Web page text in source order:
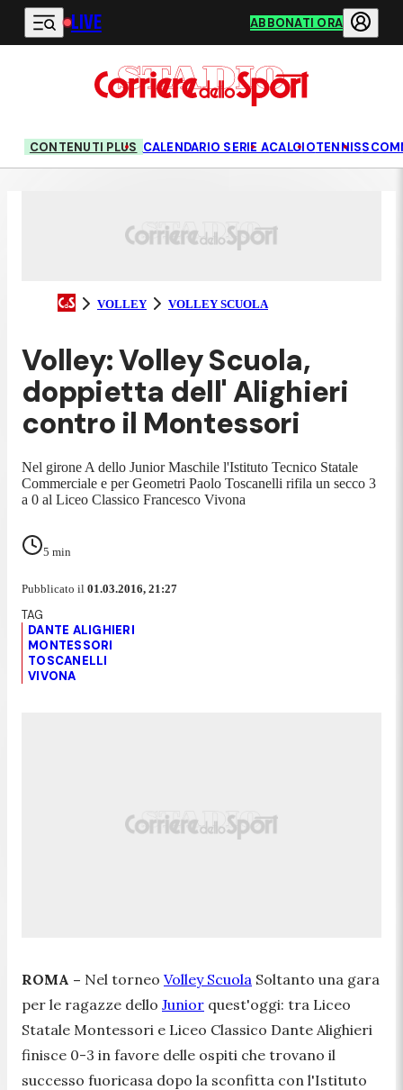
Vai al contenuto principale
LIVE ABBONATI ORA
CONTENUTI PLUS CALENDARIO SERIE ACALCIOTENNIS
VOLLEY VOLLEY SCUOLA
Volley: Volley Scuola,
doppietta dell' Alighieri
contro il Montessori
Nel girone A dello Junior Maschile l'Istituto Tecnico Statale
Commerciale e per Geometri Paolo Toscanelli rifila un secco 3
a 0 al Liceo Classico Francesco Vivona
5 min
Pubblicato il 01.03.2016, 21:27
DANTE ALIGHIERI
MONTESSORI
TOSCANELLI
VIVONA
ROMA – Nel torneo Volley Scuola Soltanto una gara
per le ragazze dello Junior quest'oggi: tra Liceo
Statale Montessori e Liceo Classico Dante Alighieri
finisce 0-3 in favore delle ospiti che trovano il
successo fuoricasa dopo la sconfitta con l'Istituto